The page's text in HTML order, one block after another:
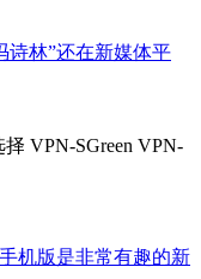
诗林”还在新媒体平
VPN-SGreen VPN-
机版是非常有趣的新